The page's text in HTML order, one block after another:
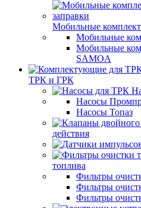
Мобильные
Мобильные
Мобильные
SAMOA
ТРК и ГРК
Насосы
Насосы Топаз
действия
топлива
Фильтры
Фильтры
Фильтры